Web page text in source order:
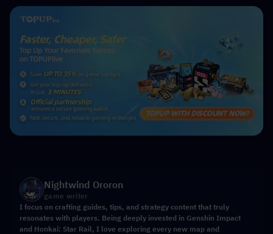
Nightwind Ororon
game writer
I focus on crafting guides, tips, and strategy content that truly
resonates with players. Being deeply invested in Genshin Impact
and Honkai: Star Rail, I love exploring every new map and